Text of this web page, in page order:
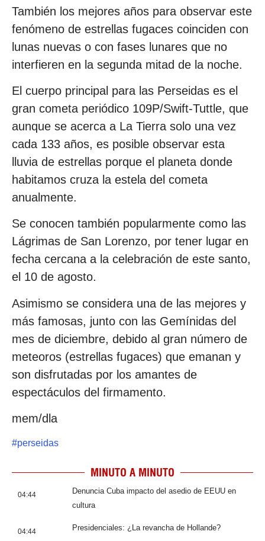
También los mejores años para observar este
fenómeno de estrellas fugaces coinciden con
lunas nuevas o con fases lunares que no
interfieren en la segunda mitad de la noche.
El cuerpo principal para las Perseidas es el
gran cometa periódico 109P/Swift-Tuttle, que
aunque se acerca a La Tierra solo una vez
cada 133 años, es posible observar esta
lluvia de estrellas porque el planeta donde
habitamos cruza la estela del cometa
anualmente.
Se conocen también popularmente como las
Lágrimas de San Lorenzo, por tener lugar en
fecha cercana a la celebración de este santo,
el 10 de agosto.
Asimismo se considera una de las mejores y
más famosas, junto con las Gemínidas del
mes de diciembre, debido al gran número de
meteoros (estrellas fugaces) que emanan y
son disfrutadas por los amantes de
espectáculos del firmamento.
mem/dla
#perseidas
MINUTO A MINUTO
04:44
Denuncia Cuba impacto del asedio de EEUU en
cultura
04:44 Presidenciales: ¿La revancha de Hollande?